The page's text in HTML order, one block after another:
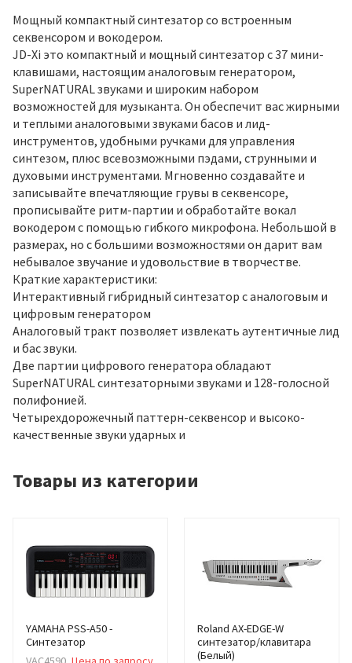
Мощный компактный синтезатор со встроенным
секвенсором и вокодером.
JD-Xi это компактный и мощный синтезатор с 37 мини-
клавишами, настоящим аналоговым генератором,
SuperNATURAL звуками и широким набором
возможностей для музыканта. Он обеспечит вас жирными
и теплыми аналоговыми звуками басов и лид-
инструментов, удобными ручками для управления
синтезом, плюс всевозможными пэдами, струнными и
духовыми инструментами. Мгновенно создавайте и
записывайте впечатляющие грувы в секвенсоре,
прописывайте ритм-партии и обработайте вокал
вокодером с помощью гибкого микрофона. Небольшой в
размерах, но с большими возможностями он дарит вам
небывалое звучание и удовольствие в творчестве.
Краткие характеристики:
Интерактивный гибридный синтезатор с аналоговым и
цифровым генератором
Аналоговый тракт позволяет извлекать аутентичные лид
и бас звуки.
Две партии цифрового генератора обладают
SuperNATURAL синтезаторными звуками и 128-голосной
полифонией.
Четырехдорожечный паттерн-секвенсор и высоко-
качественные звуки ударных и
Товары из категории
YAMAHA PSS-A50 -
Синтезатор
Roland AX-EDGE-W
синтезатор/клавитара
(Белый)